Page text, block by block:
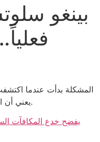
بينغو
“VIP” يعني أن الكازينو يوزع الفلوس كالصابون.